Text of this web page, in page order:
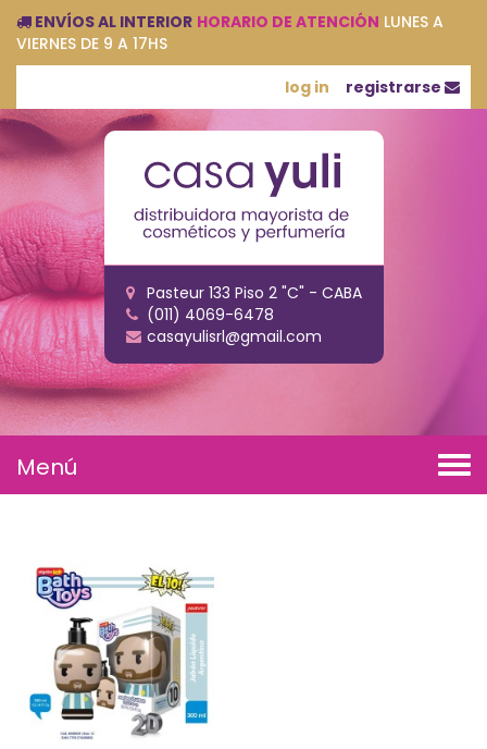
ENVÍOS AL INTERIOR HORARIO DE ATENCIÓN LUNES A
VIERNES DE 9 A 17HS
log in
registrarse
Pasteur 133 Piso 2 "C" - CABA
(011) 4069-6478
casayulisrl@gmail.com
Menú